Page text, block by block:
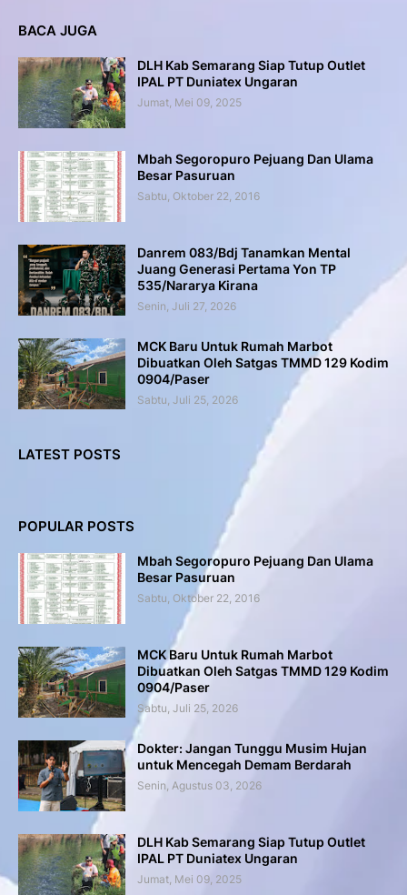
BACA JUGA
DLH Kab Semarang Siap Tutup Outlet
IPAL PT Duniatex Ungaran
Jumat, Mei 09, 2025
Mbah Segoropuro Pejuang Dan Ulama
Besar Pasuruan
Sabtu, Oktober 22, 2016
Danrem 083/Bdj Tanamkan Mental
Juang Generasi Pertama Yon TP
535/Nararya Kirana
Senin, Juli 27, 2026
MCK Baru Untuk Rumah Marbot
Dibuatkan Oleh Satgas TMMD 129 Kodim
0904/Paser
Sabtu, Juli 25, 2026
LATEST POSTS
POPULAR POSTS
Mbah Segoropuro Pejuang Dan Ulama
Besar Pasuruan
Sabtu, Oktober 22, 2016
MCK Baru Untuk Rumah Marbot
Dibuatkan Oleh Satgas TMMD 129 Kodim
0904/Paser
Sabtu, Juli 25, 2026
Dokter: Jangan Tunggu Musim Hujan
untuk Mencegah Demam Berdarah
Senin, Agustus 03, 2026
DLH Kab Semarang Siap Tutup Outlet
IPAL PT Duniatex Ungaran
Jumat, Mei 09, 2025